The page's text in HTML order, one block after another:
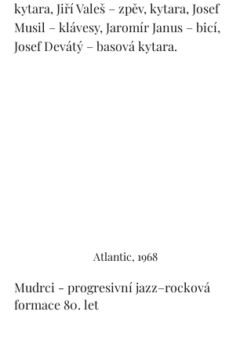
kytara, Jiří Valeš – zpěv, kytara, Josef
Musil – klávesy, Jaromír Janus – bicí,
Josef Devátý – basová kytara.
Atlantic, 1968
Mudrci - progresivní jazz–rocková
formace 80. let